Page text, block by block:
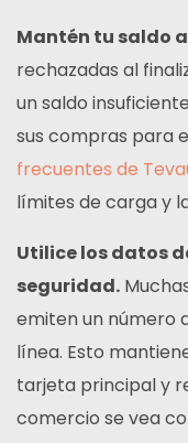
Mantén tu saldo
rechazadas al
un saldo
sus compras para
frecuentes de
límites de carga y
Utilice los datos
seguridad.
emiten un número
línea. Esto
tarjeta principal y
comercio se vea